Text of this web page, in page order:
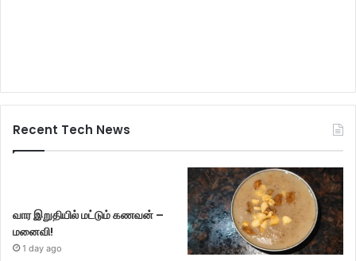
Recent Tech News
வார இறுதியில் மட்டும் கணவன் –
மனைவி!
1 day ago